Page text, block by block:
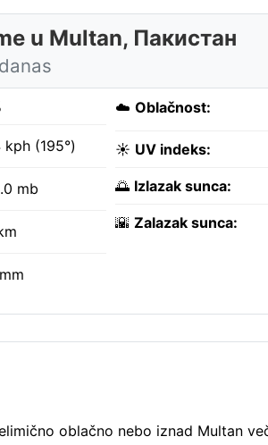
u Multan, Пакистан
kph (195°)
mb
☁️ Oblačnost:
☀️ UV indeks:
🌅 Izlazak sunca:
🌇 Zalazak sunca:
oblačno nebo iznad Multan